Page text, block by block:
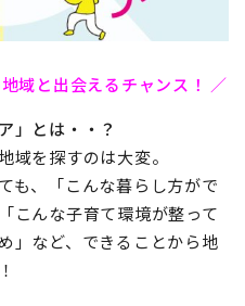
域と出会えるチャンス！ ／
」とは・・？
域を探すのは大変。
も、「こんな暮らし方がで
こんな子育て環境が整って
」など、できることから地